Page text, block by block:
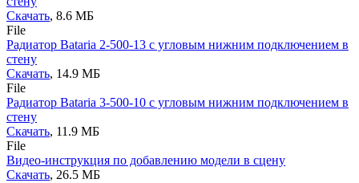
Скачать, 8.6 MБ
File
Радиатор Bataria 2-500-13 с угловым нижним подключением в
стену
Скачать, 14.9 MБ
File
Радиатор Bataria 3-500-10 с угловым нижним подключением в
стену
Скачать, 11.9 MБ
File
Видео-инструкция по добавлению модели в сцену
Скачать, 26.5 MБ